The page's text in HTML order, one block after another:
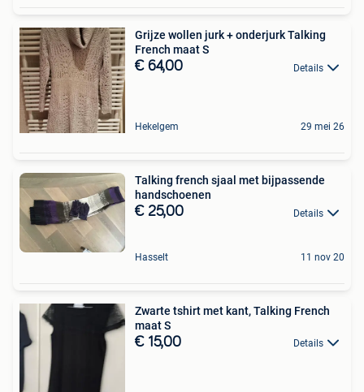
Grijze wollen jurk + onderjurk Talking
French maat S
€ 64,00 Details
Hekelgem 29 mei 26
Talking french sjaal met bijpassende
handschoenen
€ 25,00 Details
Hasselt 11 nov 20
Zwarte tshirt met kant, Talking French
maat S
€ 15,00 Details